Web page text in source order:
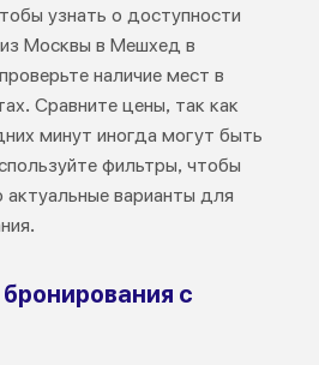
узнать о доступности
Москвы в Мешхед в
наличие мест в
Сравните цены, так как
минут иногда могут быть
фильтры, чтобы
варианты для
с